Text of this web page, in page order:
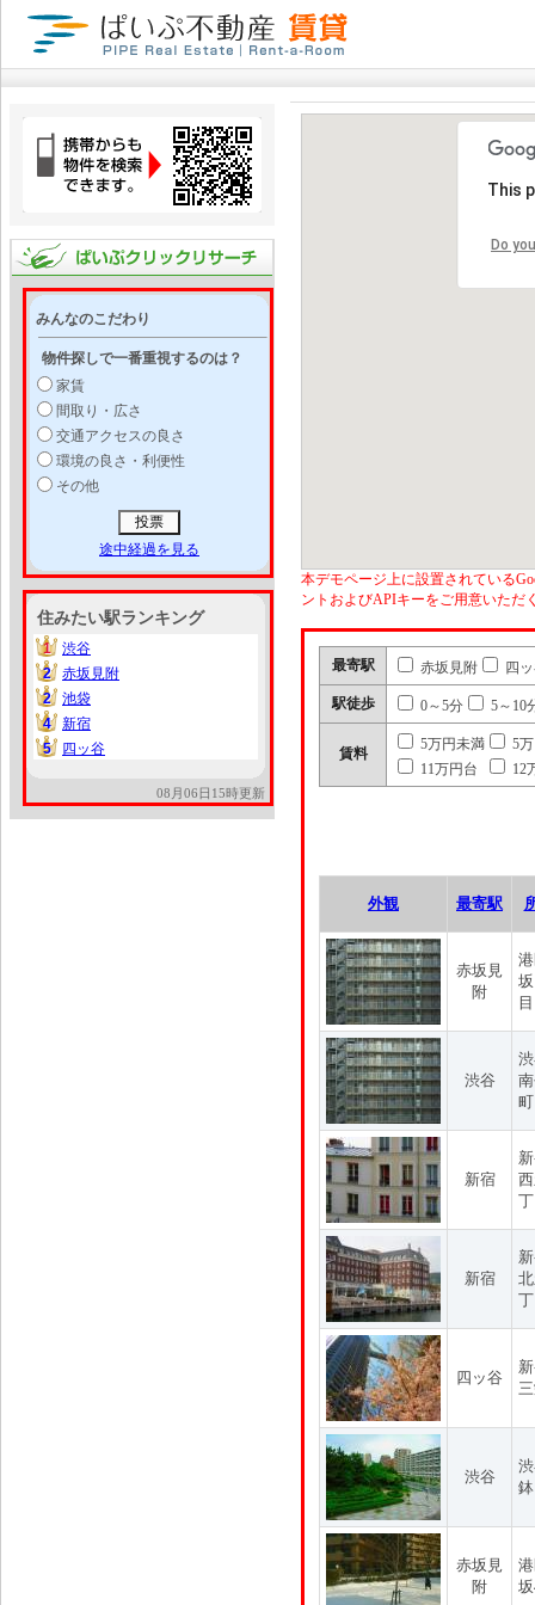
みんなのこだわり
物件探しで一番重視するのは？
家賃
間取り・広さ
交通アクセスの良さ
環境の良さ・利便性
その他
途中経過を見る
住みたい駅ランキング
1
1
渋谷
2
2
赤坂見附
2
2
池袋
4
4
新宿
5
5 四ッ谷
08月06日15時更新
This
Do
本デモページ上に設置されている
ントおよびAPIキーをご用意いただ
最寄駅 赤坂見附 四
駅徒歩 0～5分 5～10
賃料
5万円未満
5
11万円台
12
外観 最寄駅
赤坂見
附
目
渋谷
新宿
新宿
四ッ谷
渋谷
赤坂見
附